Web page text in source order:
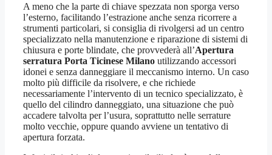
A meno che la parte di chiave spezzata non sporga verso
l’esterno, facilitando l’estrazione anche senza ricorrere a
strumenti particolari, si consiglia di rivolgersi ad un centro
specializzato nella manutenzione e riparazione di sistemi di
chiusura e porte blindate, che provvederà all’Apertura
serratura Porta Ticinese Milano utilizzando accessori
idonei e senza danneggiare il meccanismo interno. Un caso
molto più difficile da risolvere, e che richiede
necessariamente l’intervento di un tecnico specializzato, è
quello del cilindro danneggiato, una situazione che può
accadere talvolta per l’usura, soprattutto nelle serrature
molto vecchie, oppure quando avviene un tentativo di
apertura forzata.